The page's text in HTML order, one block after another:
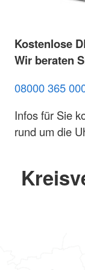
Kostenlose
Wir beraten
08000 365
Infos für Sie
rund um die